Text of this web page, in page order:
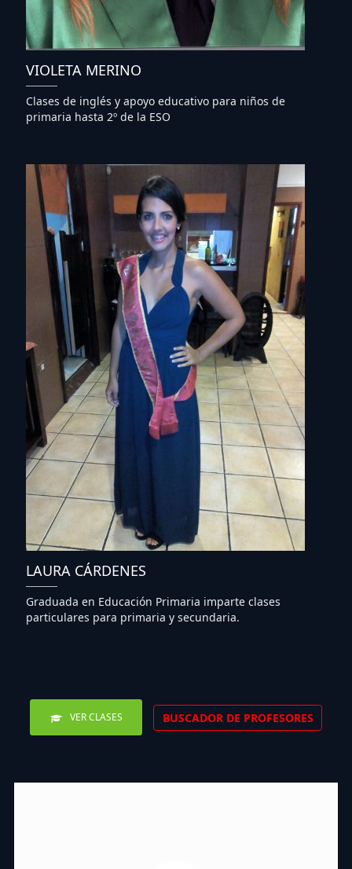
VIOLETA MERINO
Clases de inglés y apoyo educativo para niños de
primaria hasta 2º de la ESO
LAURA CÁRDENES
Graduada en Educación Primaria imparte clases
particulares para primaria y secundaria.
VER CLASES BUSCADOR DE PROFESORES